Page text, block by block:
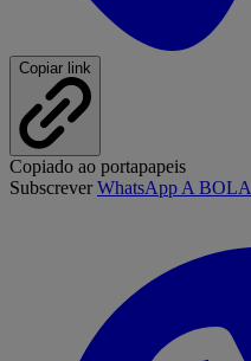
Copiar link
Copiado ao portapapeis
SubscreverWhatsApp A BOLA